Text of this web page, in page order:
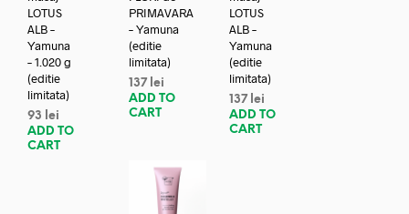
LOTUS
ALB –
Yamuna
– 1.020 g
(editie
limitata)
93
lei
ADD TO
CART
PRIMAVARA
– Yamuna
(editie
limitata)
137 lei
ADD TO
CART
LOTUS
ALB –
Yamuna
(editie
limitata)
137 lei
ADD TO
CART